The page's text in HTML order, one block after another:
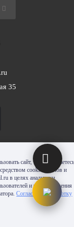
35
Копирование
сайт, Вы
cookie-файлов и
в целях аналитики
и предоставления
Согласие на обработку